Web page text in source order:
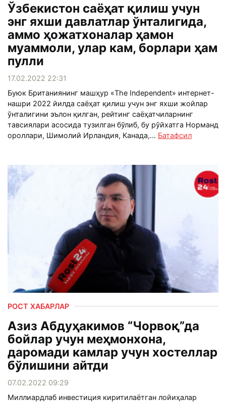
Ўзбекистон саёҳат қилиш учун
энг яхши давлатлар ўнталигида,
аммо ҳожатхоналар ҳамон
муаммоли, улар кам, борлари ҳам
пулли
17.02.2022 22:31
Буюк Британиянинг машҳур «The Independent» интернет-
нашри 2022 йилда саёҳат қилиш учун энг яхши жойлар
ўнталигини эълон қилган, рейтинг саёҳатчиларнинг
тавсиялари асосида тузилган бўлиб, бу рўйхатга Норманд
ороллари, Шимолий Ирландия, Канада,... Батафсил
РОСТ ХАБАРЛАР
Азиз Абдуҳакимов “Чорвоқ”да
бойлар учун меҳмонхона,
даромади камлар учун хостеллар
бўлишини айтди
07.02.2022 09:29
Миллиардлаб инвестиция киритилаётган лойиҳалар